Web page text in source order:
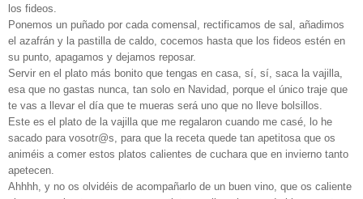
los fideos.
Ponemos un puñado por cada comensal, rectificamos de sal, añadimos
el azafrán y la pastilla de caldo, cocemos hasta que los fideos estén en
su punto, apagamos y dejamos reposar.
Servir en el plato más bonito que tengas en casa, sí, sí, saca la vajilla,
esa que no gastas nunca, tan solo en Navidad, porque el único traje que
te vas a llevar el día que te mueras será uno que no lleve bolsillos.
Este es el plato de la vajilla que me regalaron cuando me casé, lo he
sacado para vosotr@s, para que la receta quede tan apetitosa que os
animéis a comer estos platos calientes de cuchara que en invierno tanto
apetecen.
Ahhhh, y no os olvidéis de acompañarlo de un buen vino, que os caliente